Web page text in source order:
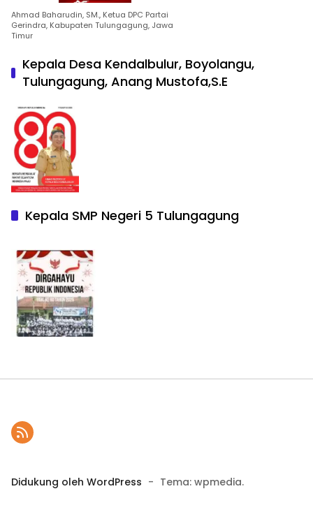
Ahmad Baharudin, SM., Ketua DPC Partai
Gerindra, Kabupaten Tulungagung, Jawa
Timur
Kepala Desa Kendalbulur, Boyolangu,
Tulungagung, Anang Mustofa,S.E
Kepala SMP Negeri 5 Tulungagung
Didukung oleh WordPress - Tema: wpmedia.